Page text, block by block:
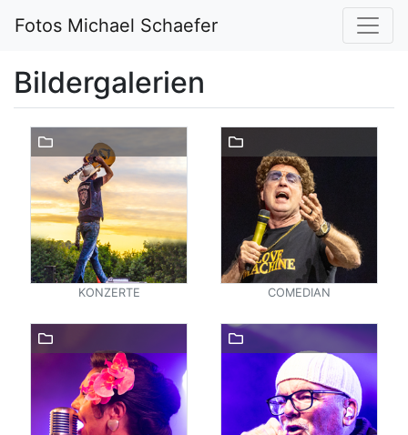
Fotos Michael Schaefer
Bildergalerien
KONZERTE COMEDIAN